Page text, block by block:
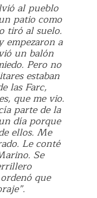
al pueblo
patio como
tiró al suelo.
empezaron a
un balón
Pero no
estaban
las Farc,
que me vio.
parte de la
día porque
ellos. Me
Le conté
Se
que